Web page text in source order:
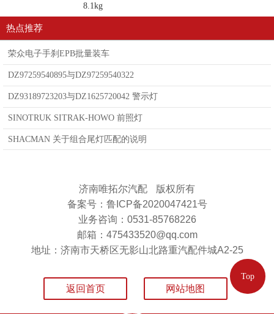
8.1kg
热点推荐
荣众电子手刹EPB批量装车
DZ97259540895与DZ97259540322
DZ93189723203与DZ1625720042 警示灯
SINOTRUK SITRAK-HOWO 前照灯
SHACMAN 关于组合尾灯匹配的说明
济南唯拓尔汽配
版权所有
备案号：鲁ICP备2020047421号
业务咨询：0531-85768226
邮箱：475433520@qq.com
地址：济南市天桥区无影山北路重汽配件城A2-25
返回首页 网站地图
Top